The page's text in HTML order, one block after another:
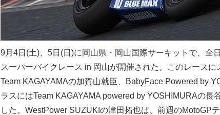
9月4日(土)、5日(日)に岡山県・岡山国際サーキットで、全
スーパーバイクレース in 岡山が開催された。このレース
Team KAGAYAMAの加賀山就臣、BabyFace Powered by
ラスにはTeam KAGAYAMA powered by YOSHIMURAの長
した。WestPower SUZUKIの津田拓也は、前週のMotoGP